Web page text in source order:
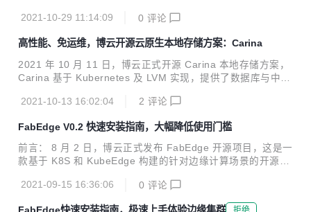
基于作业的任...
题： 云端无法访问边缘端的 service ; 边访问云端 service 需
无感知单向网络带来的差异，FabEdge 与 SuperEdge 合
作，实现在云边 podIp 直通。 1、SuperEdge 介绍 1.1 什么
是 SuperEdge ? SuperEdge 是 Kubernetes 原生的边缘容器
2021-10-29 11:14:09 0 评论
高性能、免运维，博云开源云原生本地存储方案：Carina
2021 年 10 月 11 日，博云正式开源 Carina 本地存储方案，
Carina 基于 Kubernetes 及 LVM 实现，提供了数据库与中间
存储能力，极大减少了存储系统的运维压力。今年9月，Carin
共同体，并获得可信开源项目成员证书。 Carina 最大的特点
是高性能和免运维，为中间件、数据库等有状态服务提供了匹
配本地磁盘的高 IOPS 和极低延迟的性能指标，同时易安装、
自运维能力又极大的减轻了存储系统的运维压力。另外，Cari
na 还提供了本地磁盘管理能力...
2021-10-13 16:02:04 2 评论
FabEdge V0.2 快速安装指南，大幅降低使用门槛
前言： 8 月 2 日，博云正式发布 FabEdge 开源项目，这是一
款基于 K8S 和 KubeEdge 构建的针对边缘计算场景的开源网
本期文章将重点介绍如何快速安装 FabEdge V0.2 版本，极速
体验 FabEdge 项目。 新特性 一键部署 K8S+KubeEdge Fab
2021-09-15 16:36:06 0 评论